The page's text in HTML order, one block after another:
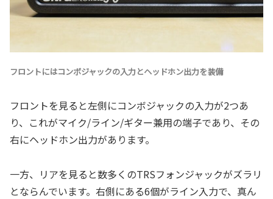
フロントにはコンボジャックの入力とヘッドホン出力を装備
フロントを見ると左側にコンボジャックの入力が2つあ
り、これがマイク/ライン/ギター兼用の端子であり、その
右にヘッドホン出力があります。
一方、リアを見ると数多くのTRSフォンジャックがズラリ
とならんでいます。右側にある6個がライン入力で、真ん